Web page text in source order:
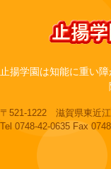
目
止揚学園は知能に重い
〒521-1222 滋賀県東近江
Tel 0748-42-0635 Fax